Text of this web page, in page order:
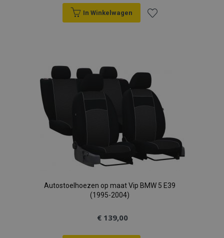
In Winkelwagen
aan
verlanglijst
Autostoelhoezen op maat Vip BMW 5 E39
(1995-2004)
€ 139,00